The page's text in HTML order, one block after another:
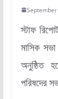
স্টাফ
মাসিক
অনুষ্ঠিত
পরিষদের